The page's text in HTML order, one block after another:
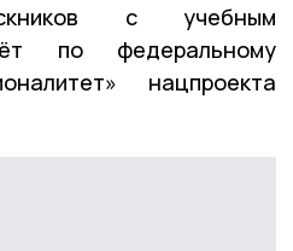
с учебным
по федеральному
нацпроекта